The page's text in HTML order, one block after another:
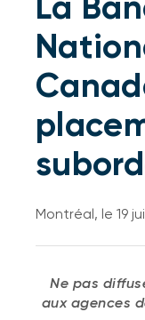
Gestion de
À propos de nous
Devenir client
English
Montréal, le 19
Ne pas
aux agences